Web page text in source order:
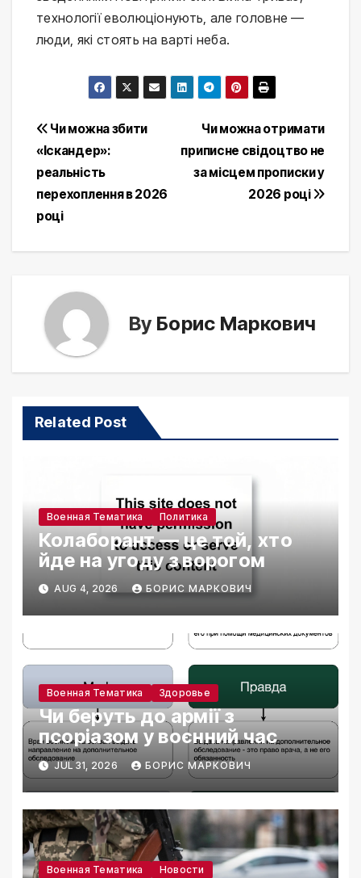
технології еволюціонують, але головне —
люди, які стоять на варті неба.
Post
navigation
Чи можна отримати
приписне свідоцтво не
за місцем прописки у
2026 році
Чи можна збити
«Іскандер»:
реальність
перехоплення в 2026
році
By Борис Маркович
Related Post
Военная Тематика Политика
Колаборант — це той, хто
йде на угоду з ворогом
AUG 4, 2026 БОРИС МАРКОВИЧ
Военная Тематика Здоровье
Чи беруть до армії з
псоріазом у воєнний час
JUL 31, 2026 БОРИС МАРКОВИЧ
Военная Тематика Новости